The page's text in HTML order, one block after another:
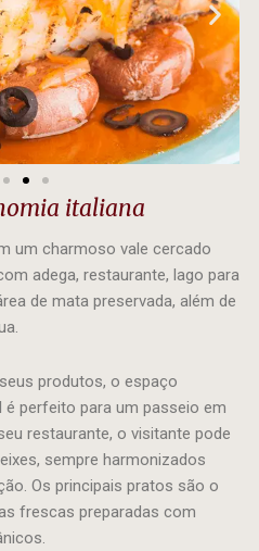
italiana
um charmoso vale cercado
adega, restaurante, lago para
de mata preservada, além de
produtos, o espaço
perfeito para um passeio em
restaurante, o visitante pode
sempre harmonizados
Os principais pratos são o
frescas preparadas com